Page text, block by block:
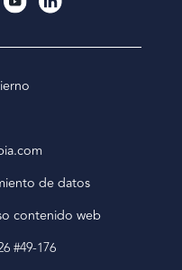
de datos
contenido web
#49-176